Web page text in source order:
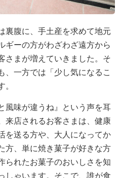
裏腹に、手土産を求めて地元
ギーの方がわざわざ遠方から
さまが増えていきました。そ
、一方では「少し気になるこ
。
風味が違うね』という声を耳
来店されるお客さまは、健康
を送る方や、大人になってか
方、単に焼き菓子が好きな方
られたお菓子のおいしさを知
しゃいます。そこで、誰が食